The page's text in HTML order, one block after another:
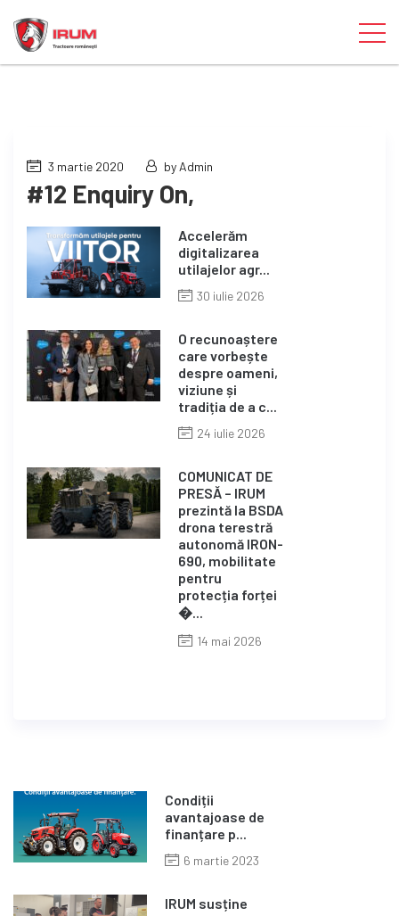
3 martie 2020 by Admin
#12 Enquiry On,
Accelerăm
digitalizarea
utilajelor agr...
30 iulie 2026
O recunoaștere
care vorbește
despre oameni,
viziune și
tradiția de a c...
24 iulie 2026
COMUNICAT DE
PRESĂ – IRUM
prezintă la BSDA
drona terestră
autonomă IRON-
690, mobilitate
pentru
protecția forței
�...
14 mai 2026
Condiții
avantajoase de
finanțare p...
6 martie 2023
IRUM susține